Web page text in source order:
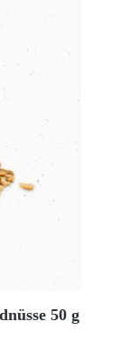
50 g